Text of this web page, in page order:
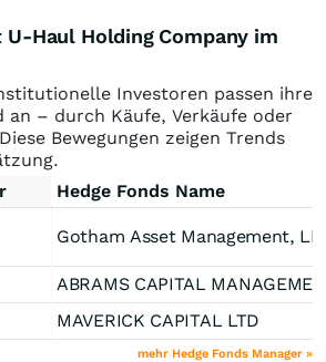
U-Haul Holding Company im
Investoren passen ihre
an – durch Käufe, Verkäufe oder
Bewegungen zeigen Trends
Hedge Fonds Name
Gotham Asset Management,
MAVERICK CAPITAL LTD
mehr Hedge Fonds Manager »